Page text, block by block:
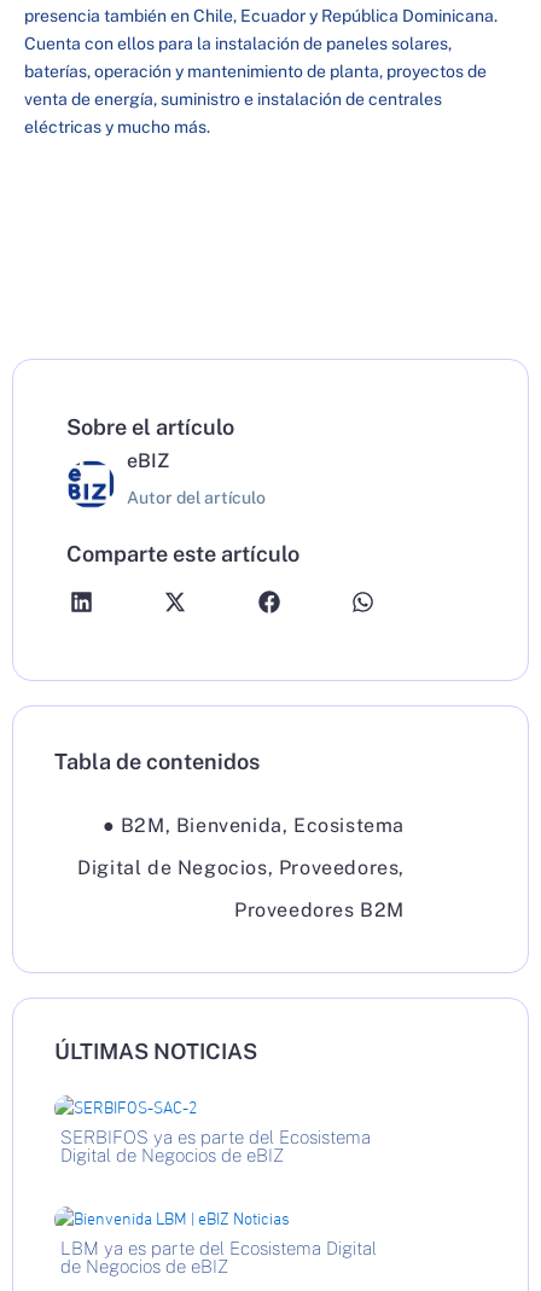
presencia también en Chile, Ecuador y República Dominicana.
Cuenta con ellos para la instalación de paneles solares,
baterías, operación y mantenimiento de planta, proyectos de
venta de energía, suministro e instalación de centrales
eléctricas y mucho más.
Sobre el artículo
eBIZ
Autor del artículo
Comparte este artículo
Tabla de contenidos
● B2M, Bienvenida, Ecosistema
Digital de Negocios, Proveedores,
Proveedores B2M
ÚLTIMAS NOTICIAS
SERBIFOS ya es parte del Ecosistema
Digital de Negocios de eBIZ
LBM ya es parte del Ecosistema Digital
de Negocios de eBIZ